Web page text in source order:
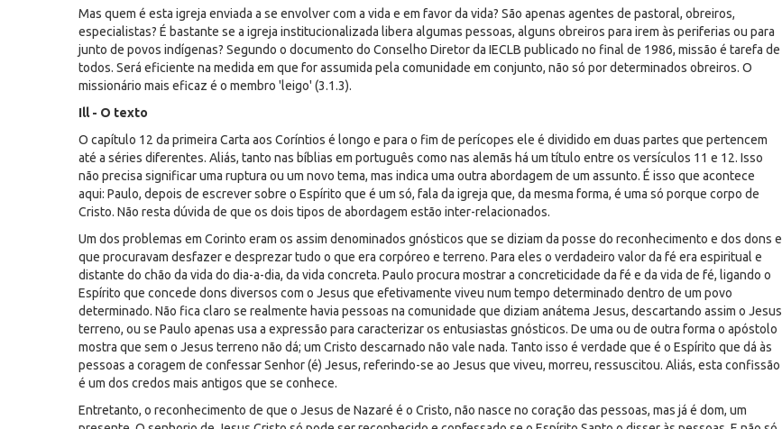
Mas quem é esta igreja enviada a se envolver com a vida e em favor da vida? São apenas agentes de pastoral, obreiros,
especialistas? É bastante se a igreja institucionalizada libera algumas pessoas, alguns obreiros para irem às periferias ou para
junto de povos indígenas? Segundo o documento do Conselho Diretor da IECLB publicado no final de 1986, missão é tarefa de
todos. Será eficiente na medida em que for assumida pela comunidade em conjunto, não só por determinados obreiros. O
missionário mais eficaz é o membro 'leigo' (3.1.3).
Ill - O texto
O capítulo 12 da primeira Carta aos Coríntios é longo e para o fim de perícopes ele é dividido em duas partes que pertencem
até a séries diferentes. Aliás, tanto nas bíblias em português como nas alemãs há um título entre os versículos 11 e 12. Isso
não precisa significar uma ruptura ou um novo tema, mas indica uma outra abordagem de um assunto. É isso que acontece
aqui: Paulo, depois de escrever sobre o Espírito que é um só, fala da igreja que, da mesma forma, é uma só porque corpo de
Cristo. Não resta dúvida de que os dois tipos de abordagem estão inter-relacionados.
Um dos problemas em Corinto eram os assim denominados gnósticos que se diziam da posse do reconhecimento e dos dons e
que procuravam desfazer e desprezar tudo o que era corpóreo e terreno. Para eles o verdadeiro valor da fé era espiritual e
distante do chão da vida do dia-a-dia, da vida concreta. Paulo procura mostrar a concreticidade da fé e da vida de fé, ligando o
Espírito que concede dons diversos com o Jesus que efetivamente viveu num tempo determinado dentro de um povo
determinado. Não fica claro se realmente havia pessoas na comunidade que diziam anátema Jesus, descartando assim o Jesus
terreno, ou se Paulo apenas usa a expressão para caracterizar os entusiastas gnósticos. De uma ou de outra forma o apóstolo
mostra que sem o Jesus terreno não dá; um Cristo descarnado não vale nada. Tanto isso é verdade que é o Espírito que dá às
pessoas a coragem de confessar Senhor (é) Jesus, referindo-se ao Jesus que viveu, morreu, ressuscitou. Aliás, esta confissão
é um dos credos mais antigos que se conhece.
Entretanto, o reconhecimento de que o Jesus de Nazaré é o Cristo, não nasce no coração das pessoas, mas já é dom, um